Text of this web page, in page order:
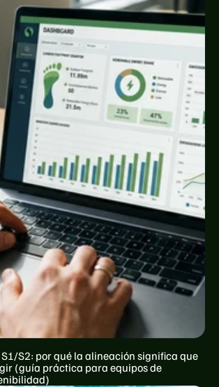
S1/S2: por qué la alineación significa que
(guía práctica para equipos de